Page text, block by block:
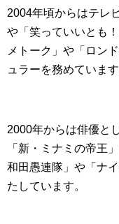
2004年頃からはテレ
や「笑っていいとも
メトーク」や「ロン
ュラーを務めています
2000年からは俳優と
「新・ミナミの帝王
和田愚連隊」や「ナ
たしています。